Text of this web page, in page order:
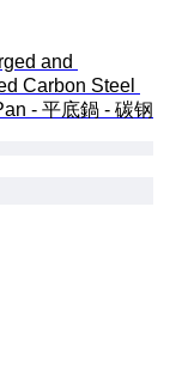
and
Carbon Steel
- 平底鍋 - 碳钢